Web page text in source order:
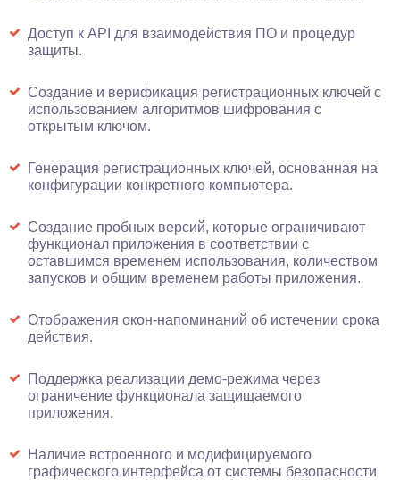
Доступ к API для взаимодействия ПО и процедур
защиты.
Создание и верификация регистрационных ключей с
использованием алгоритмов шифрования с
открытым ключом.
Генерация регистрационных ключей, основанная на
конфигурации конкретного компьютера.
Создание пробных версий, которые ограничивают
функционал приложения в соответствии с
оставшимся временем использования, количеством
запусков и общим временем работы приложения.
Отображения окон-напоминаний об истечении срока
действия.
Поддержка реализации демо-режима через
ограничение функционала защищаемого
приложения.
Наличие встроенного и модифицируемого
графического интерфейса от системы безопасности